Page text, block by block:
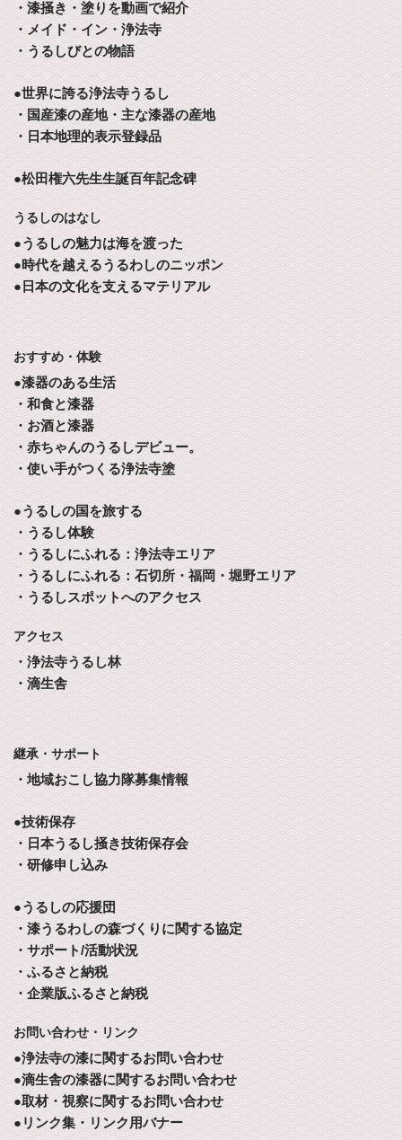
・漆掻き・塗りを動画で紹介
・メイド・イン・浄法寺
・うるしびとの物語
●世界に誇る浄法寺うるし
・国産漆の産地・主な漆器の産地
・日本地理的表示登録品
●松田権六先生生誕百年記念碑
うるしのはなし
●うるしの魅力は海を渡った
●時代を越えるうるわしのニッポン
●日本の文化を支えるマテリアル
おすすめ・体験
●漆器のある生活
・和食と漆器
・お酒と漆器
・赤ちゃんのうるしデビュー。
・使い手がつくる浄法寺塗
●うるしの国を旅する
・うるし体験
・うるしにふれる：浄法寺エリア
・うるしにふれる：石切所・福岡・堀野エリア
・うるしスポットへのアクセス
アクセス
・浄法寺うるし林
・滴生舎
継承・サポート
・地域おこし協力隊募集情報
●技術保存
・日本うるし掻き技術保存会
・研修申し込み
●うるしの応援団
・漆うるわしの森づくりに関する協定
・サポート/活動状況
・ふるさと納税
・企業版ふるさと納税
お問い合わせ・リンク
●浄法寺の漆に関するお問い合わせ
●滴生舎の漆器に関するお問い合わせ
●取材・視察に関するお問い合わせ
●リンク集・リンク用バナー